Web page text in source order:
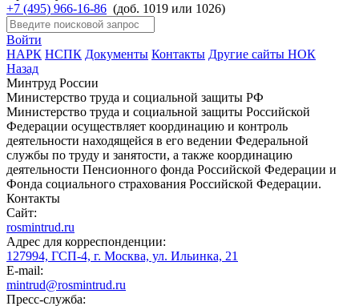
+7 (495) 966-16-86 (доб. 1019 или 1026)
Войти
НАРК НСПК Документы Контакты Другие сайты НОК
Назад
Минтруд России
Министерство труда и социальной защиты РФ
Министерство труда и социальной защиты Российской
Федерации осуществляет координацию и контроль
деятельности находящейся в его ведении Федеральной
службы по труду и занятости, а также координацию
деятельности Пенсионного фонда Российской Федерации и
Фонда социального страхования Российской Федерации.
Контакты
Сайт:
rosmintrud.ru
Адрес для корреспонденции:
127994, ГСП-4, г. Москва, ул. Ильинка, 21
E-mail:
mintrud@rosmintrud.ru
Пресс-служба: